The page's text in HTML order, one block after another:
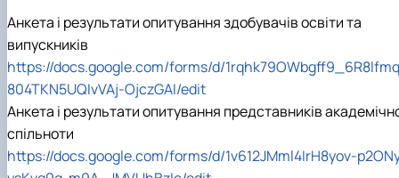
Анкета і результати опитування здобувачів освіти та
випускників
https://docs.google.com/forms/d/1rqhk79OWbgff9_6R8lfmq
804TKN5UQIvVAj-OjczGAI/edit
Анкета і результати опитування представників
спільноти
https://docs.google.com/forms/d/1v612JMml4IrH8yov-